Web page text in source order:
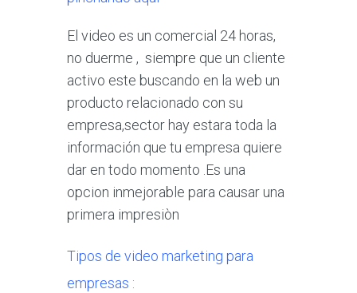
El video es un comercial 24 horas,
no duerme , siempre que un cliente
activo este buscando en la web un
producto relacionado con su
empresa,sector hay estara toda la
información que tu empresa quiere
dar en todo momento .Es una
opcion inmejorable para causar una
primera impresiòn
Tipos de video marketing para
empresas :